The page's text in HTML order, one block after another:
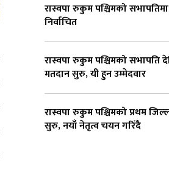
रास्वपा रुकुम पश्चिमको
निर्वाचित
रास्वपा रुकुम पश्चिमको सभापति
मतदान सुरु, यी हुन उम्मेदवार
रास्वपा रुकुम पश्चिमको प्रथम
सुरु, नयाँ नेतृत्व चयन गरिँदै